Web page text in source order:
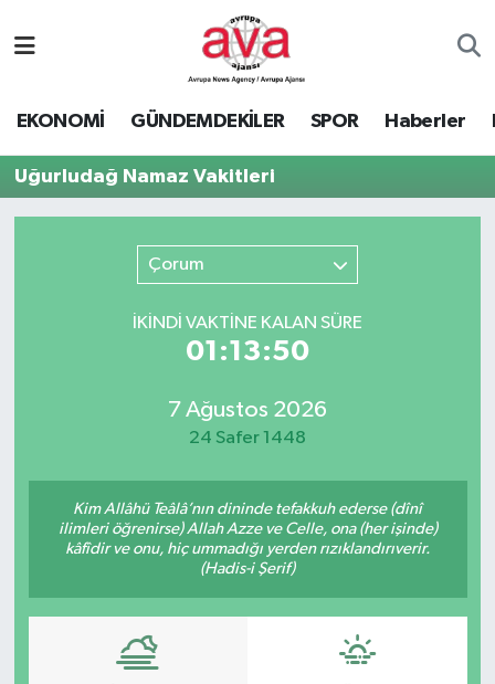
EKONOMİ GÜNDEMDEKİLER SPOR Haberler
Uğurludağ Namaz Vakitleri
Çorum
İKINDI VAKTİNE KALAN SÜRE
01:13:50
7 Ağustos 2026
24 Safer 1448
Kim Allâhü Teâlâ’nın dininde tefakkuh ederse (dînî
ilimleri öğrenirse) Allah Azze ve Celle, ona (her işinde)
kâfîdir ve onu, hiç ummadığı yerden rızıklandırıverir.
(Hadis-i Şerif)
Nöbetçi Eczaneler
Namaz Vakitleri
Trafik Durumu
Süper Lig Puan Durumu ve Fikstür
Tüm Manşetler
Son Dakika Haberleri
Haber Arşivi